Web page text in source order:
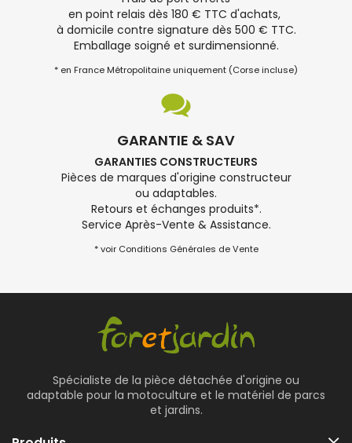
en point relais dès 180 € TTC d'achats,
à domicile contre signature dès 500 € TTC.
Emballage soigné et surdimensionné.
* en France Métropolitaine uniquement (Corse incluse)
GARANTIE & SAV
GARANTIES CONSTRUCTEURS
Pièces de marques d'origine constructeur
ou adaptables.
Retours et échanges produits*.
Service Après-Vente & Assistance.
* voir Conditions Générales de Vente
Spécialiste de la pièce détachée d'origine ou
adaptable pour la motoculture et le matériel de parcs
et jardins.